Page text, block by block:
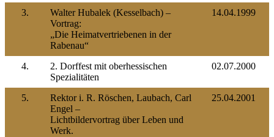
3.
Walter Hubalek (Kesselbach) –
Vortrag:
„Die Heimatvertriebenen in der
Rabenau“
14.04.1999
4.
2. Dorffest mit oberhessischen
Spezialitäten
02.07.2000
5.
Rektor i. R. Röschen, Laubach, Carl
Engel –
Lichtbildervortrag über Leben und
Werk.
25.04.2001